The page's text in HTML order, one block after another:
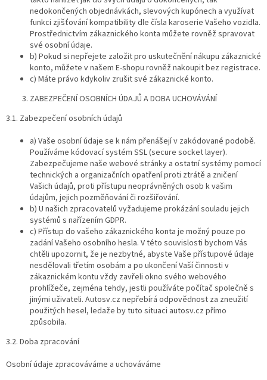
nedokončených objednávkách, slevových kupónech a využívat
funkci zjišťování kompatibility dle čísla karoserie Vašeho vozidla.
Prostřednictvím zákaznického konta můžete rovněž spravovat
své osobní údaje.
b) Pokud si nepřejete založit pro uskutečnění nákupu zákaznické
konto, můžete v našem E-shopu rovněž nakoupit bez registrace.
c) Máte právo kdykoliv zrušit své zákaznické konto.
ZABEZPEČENÍ OSOBNÍCH ÚDAJŮ A DOBA UCHOVÁVÁNÍ
3.1. Zabezpečení osobních údajů
a) Vaše osobní údaje se k nám přenášejí v zakódované podobě.
Používáme kódovací systém SSL (secure socket layer).
Zabezpečujeme naše webové stránky a ostatní systémy pomocí
technických a organizačních opatření proti ztrátě a zničení
Vašich údajů, proti přístupu neoprávněných osob k vašim
údajům, jejich pozměňování či rozšiřování.
b) U našich zpracovatelů vyžadujeme prokázání souladu jejich
systémů s nařízením GDPR.
c) Přístup do vašeho zákaznického konta je možný pouze po
zadání Vašeho osobního hesla. V této souvislosti bychom Vás
chtěli upozornit, že je nezbytné, abyste Vaše přístupové údaje
nesdělovali třetím osobám a po ukončení Vaší činnosti v
zákaznickém kontu vždy zavřeli okno svého webového
prohlížeče, zejména tehdy, jestli používáte počítač společně s
jinými uživateli. Autosv.cz nepřebírá odpovědnost za zneužití
použitých hesel, ledaže by tuto situaci autosv.cz přímo
způsobila.
3.2. Doba zpracování
Osobní údaje zpracováváme a uchováváme